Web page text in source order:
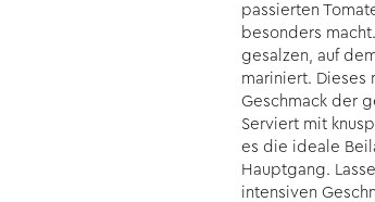
passierten
besonders
gesalzen, auf
mariniert. Dieses
Geschmack der
Serviert mit
es die ideale
Hauptgang.
intensiven